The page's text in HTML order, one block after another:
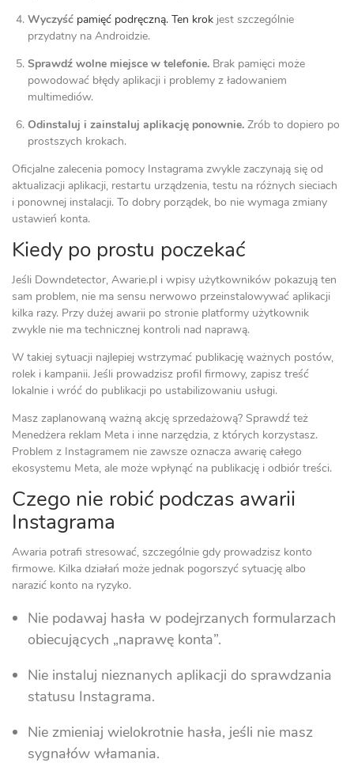
Wyczyść pamięć podręczną. Ten krok jest szczególnie
przydatny na Androidzie.
Sprawdź wolne miejsce w telefonie. Brak pamięci może
powodować błędy aplikacji i problemy z ładowaniem
multimediów.
Odinstaluj i zainstaluj aplikację ponownie. Zrób to dopiero po
prostszych krokach.
Oficjalne zalecenia pomocy Instagrama zwykle zaczynają się od
aktualizacji aplikacji, restartu urządzenia, testu na różnych sieciach
i ponownej instalacji. To dobry porządek, bo nie wymaga zmiany
ustawień konta.
Kiedy po prostu poczekać
Jeśli Downdetector, Awarie.pl i wpisy użytkowników pokazują ten
sam problem, nie ma sensu nerwowo przeinstalowywać aplikacji
kilka razy. Przy dużej awarii po stronie platformy użytkownik
zwykle nie ma technicznej kontroli nad naprawą.
W takiej sytuacji najlepiej wstrzymać publikację ważnych postów,
rolek i kampanii. Jeśli prowadzisz profil firmowy, zapisz treść
lokalnie i wróć do publikacji po ustabilizowaniu usługi.
Masz zaplanowaną ważną akcję sprzedażową? Sprawdź też
Menedżera reklam Meta i inne narzędzia, z których korzystasz.
Problem z Instagramem nie zawsze oznacza awarię całego
ekosystemu Meta, ale może wpłynąć na publikację i odbiór treści.
Czego nie robić podczas awarii
Instagrama
Awaria potrafi stresować, szczególnie gdy prowadzisz konto
firmowe. Kilka działań może jednak pogorszyć sytuację albo
narazić konto na ryzyko.
Nie podawaj hasła w podejrzanych formularzach
obiecujących „naprawę konta”.
Nie instaluj nieznanych aplikacji do sprawdzania
statusu Instagrama.
Nie zmieniaj wielokrotnie hasła, jeśli nie masz
sygnałów włamania.